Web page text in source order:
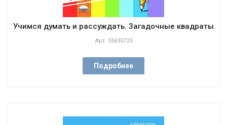
Учимся думать и рассуждать. Загадочные квадраты
Арт. 55635723
Подробнее